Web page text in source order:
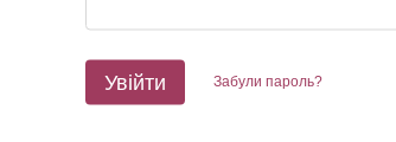
Увійти Забули пароль?